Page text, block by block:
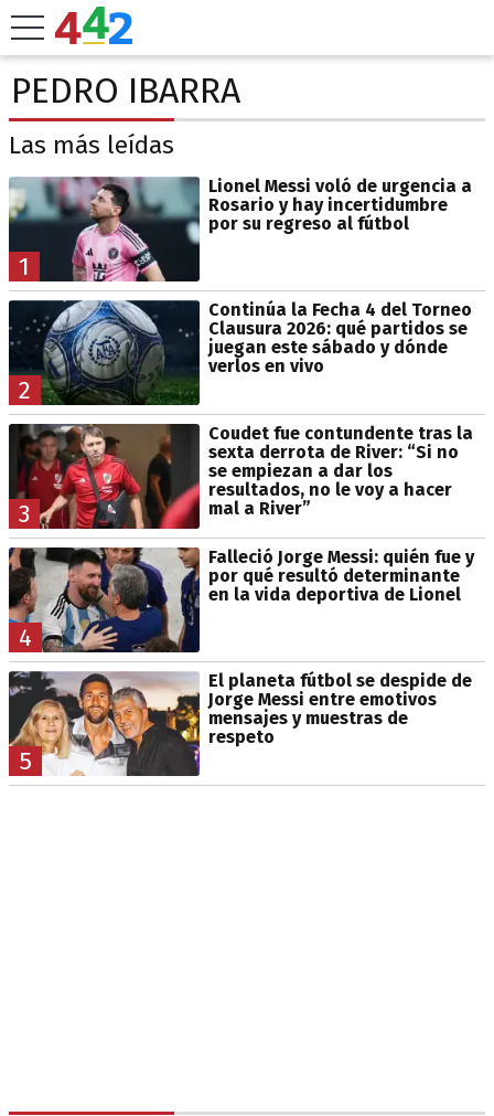
PEDRO IBARRA
Las más leídas
1
Lionel Messi voló de urgencia a
Rosario y hay incertidumbre
por su regreso al fútbol
2
Continúa la Fecha 4 del Torneo
Clausura 2026: qué partidos se
juegan este sábado y dónde
verlos en vivo
3
Coudet fue contundente tras la
sexta derrota de River: “Si no
se empiezan a dar los
resultados, no le voy a hacer
mal a River”
4
Falleció Jorge Messi: quién fue y
por qué resultó determinante
en la vida deportiva de Lionel
5
El planeta fútbol se despide de
Jorge Messi entre emotivos
mensajes y muestras de
respeto